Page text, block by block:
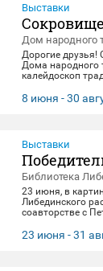
Выставки
Дом народного
Дорогие друзья!
Дома народного
калейдоскоп
творчества.
8 июня - 30
Выставки
Библиотека
23 июня, в
Либединского
соавторстве с
и за каждым
всматривания
23 июня - 31